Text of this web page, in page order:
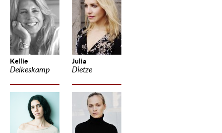
Kellie
Delkeskamp
Julia
Dietze